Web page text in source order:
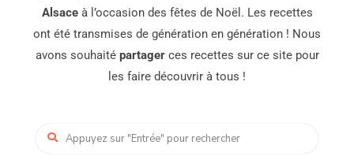
Alsaceà l’occasion des fêtes de Noël. Les recettes
ont été transmises de génération en génération ! Nous
avons souhaité partagerces recettes sur ce site pour
les faire découvrir à tous !